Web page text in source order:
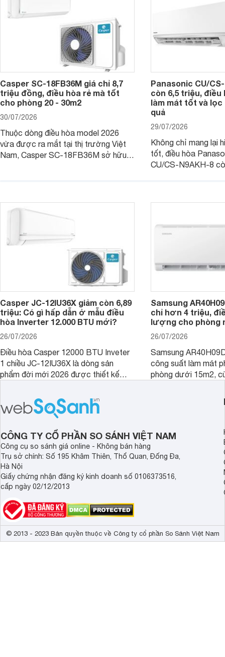
Casper SC-18FB36M giá chỉ 8,7
triệu đồng, điều hòa rẻ mà tốt
cho phòng 20 - 30m2
30/07/2026
Thuộc dòng điều hòa model 2026
vừa được ra mắt tại thị trường Việt
Nam, Casper SC-18FB36M sở hữu
nhiều tính năng và công nghệ hiện đại.
Panasonic CU/
còn 6,5 triệu, điều
làm mát tốt và lọc
quả
29/07/2026
Không chỉ mang lại
tốt, điều hòa
CU/CS-N9AKH-8
Casper JC-12IU36X giảm còn 6,89
triệu: Có gì hấp dẫn ở mẫu điều
hòa Inverter 12.000 BTU mới?
26/07/2026
Điều hòa Casper 12000 BTU Inveter
1 chiều JC-12IU36X là dòng sản
phẩm đời mới 2026 được thiết kế
sở hữu khả năng làm mát tốt mà còn
có giá bán rất hợp lý.
Samsung
chỉ hơn 4 triệu,
lượng cho phòng
26/07/2026
Samsung
công suất làm mát
phòng dưới 15m2,
phòng ngủ, phòng
CÔNG TY CỔ PHẦN SO SÁNH VIỆT NAM
Công cụ so sánh giá online - Không bán hàng
Trụ sở chính: Số 195 Khâm Thiên, Thổ Quan, Đống Đa,
Hà Nội
Giấy chứng nhận đăng ký kinh doanh số 0106373516,
cấp ngày 02/12/2013
© 2013 - 2023 Bản quyền thuộc về Công ty cổ phần So Sánh Việt Nam